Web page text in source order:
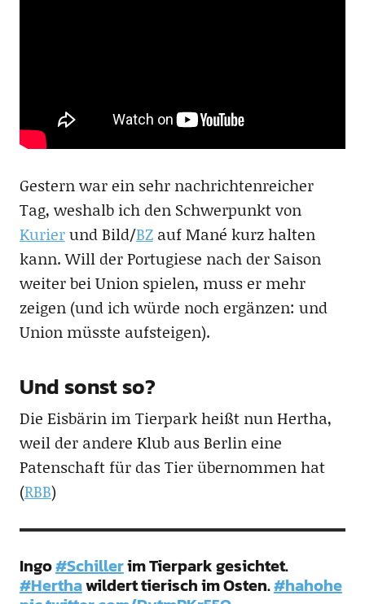
Gestern war ein sehr nachrichtenreicher
Tag, weshalb ich den Schwerpunkt von
Kurierund Bild/BZauf Mané kurz halten
kann. Will der Portugiese nach der Saison
weiter bei Union spielen, muss er mehr
zeigen (und ich würde noch ergänzen: und
Union müsste aufsteigen).
Und sonst so?
Die Eisbärin im Tierpark heißt nun Hertha,
weil der andere Klub aus Berlin eine
Patenschaft für das Tier übernommen hat
(RBB)
Ingo#Schillerim Tierpark gesichtet.
#Herthawildert tierisch im Osten.#hahohe